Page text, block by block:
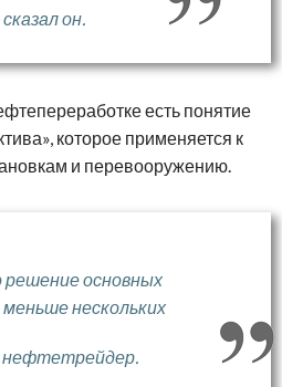
он.
есть понятие
которое применяется к
и перевооружению.
решение основных
нескольких
нефтетрейдер.